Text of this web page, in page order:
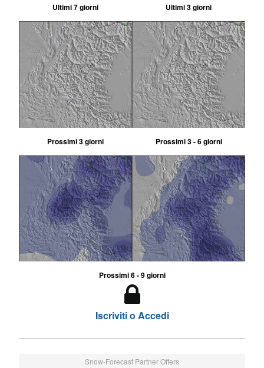
Ultimi 7 giorni Ultimi 3 giorni
Prossimi 3 giorni Prossimi 3 - 6 giorni
Prossimi 6 - 9 giorni
Iscriviti o Accedi
Snow-Forecast Partner Offers